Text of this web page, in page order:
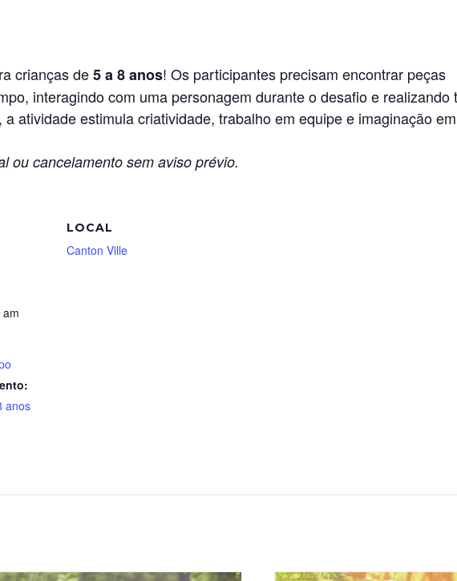
crianças de5 a 8 anos! Os participantes precisam encontrar peças
interagindo com uma personagem durante o desafio e realizando
atividade estimula criatividade, trabalho em equipe e imaginação
ou cancelamento sem aviso prévio.
anos
LOCAL
Canton Ville